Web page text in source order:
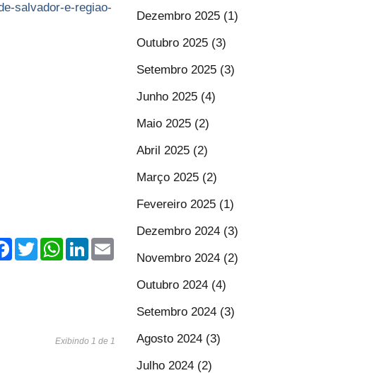
salvador-e-regiao-
Facebook
TwitterWhatsApp
LinkedIn
Exibindo 1 de 1
Dezembro 2025 (1)
Outubro 2025 (3)
Setembro 2025 (3)
Junho 2025 (4)
Maio 2025 (2)
Abril 2025 (2)
Março 2025 (2)
Fevereiro 2025 (1)
Dezembro 2024 (3)
Novembro 2024 (2)
Outubro 2024 (4)
Setembro 2024 (3)
Agosto 2024 (3)
Julho 2024 (2)